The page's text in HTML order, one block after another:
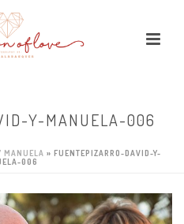
Y-MANUELA-006
MANUELA » FUENTEPIZARRO-DAVID-Y-
006